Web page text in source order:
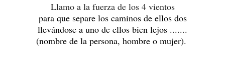
Llamo a la fuerza de los 4 vientos
para que separe los caminos de ellos dos
llevándose a uno de ellos bien lejos .......
(nombre de la persona, hombre o mujer).